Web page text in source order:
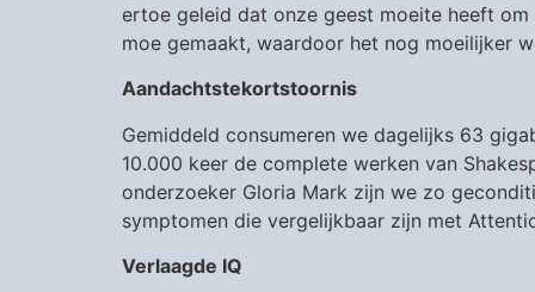
ertoe geleid dat onze geest moeite heeft
moe gemaakt, waardoor het nog moeilijker
Aandachtstekortstoornis
Gemiddeld consumeren we dagelijks 63
10.000 keer de complete werken van
onderzoeker Gloria Mark zijn we zo
symptomen die vergelijkbaar zijn met
Verlaagde IQ